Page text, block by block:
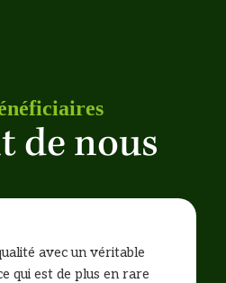
de nous
avec un véritable
qui est de plus en rare